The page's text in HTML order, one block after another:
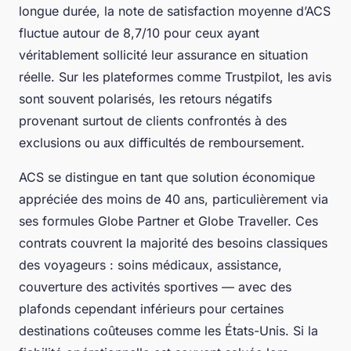
longue durée, la note de satisfaction moyenne d’ACS
fluctue autour de 8,7/10 pour ceux ayant
véritablement sollicité leur assurance en situation
réelle. Sur les plateformes comme Trustpilot, les avis
sont souvent polarisés, les retours négatifs
provenant surtout de clients confrontés à des
exclusions ou aux difficultés de remboursement.
ACS se distingue en tant que solution économique
appréciée des moins de 40 ans, particulièrement via
ses formules Globe Partner et Globe Traveller. Ces
contrats couvrent la majorité des besoins classiques
des voyageurs : soins médicaux, assistance,
couverture des activités sportives — avec des
plafonds cependant inférieurs pour certaines
destinations coûteuses comme les États-Unis. Si la